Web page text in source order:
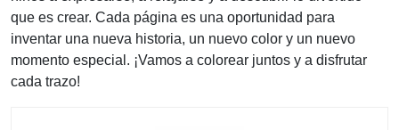
que es crear. Cada página es una oportunidad para
inventar una nueva historia, un nuevo color y un nuevo
momento especial. ¡Vamos a colorear juntos y a disfrutar
cada trazo!